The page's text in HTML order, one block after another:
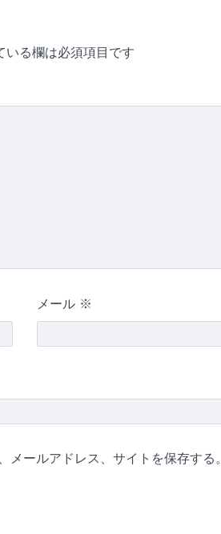
いる欄は必須項目です
メール ※
ールアドレス、サイトを保存する。